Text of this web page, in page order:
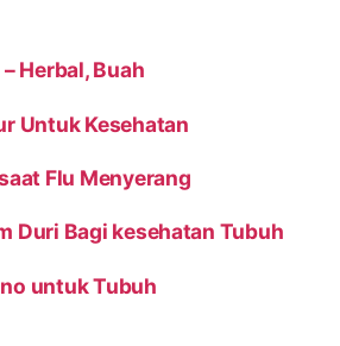
Herbal, Buah
Untuk Kesehatan
Flu Menyerang
Duri Bagi kesehatan Tubuh
untuk Tubuh